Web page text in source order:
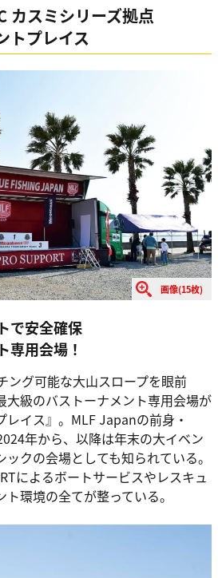
カスミシリーズ拠点
トプレイス
画像(15枚)
で安全確保
専用会場！
ング可能な大山スロープを眼前
大級のバストーナメント専用会場が
レイス』。MLF Japanの前身・
年から、以降は年末の大イベン
クの会場としても知られている。
によるボートサービスやレスキュ
環境の全てが整っている。